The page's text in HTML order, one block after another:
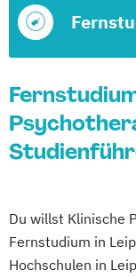
Du willst Klinische
Fernstudium in
Hochschulen in